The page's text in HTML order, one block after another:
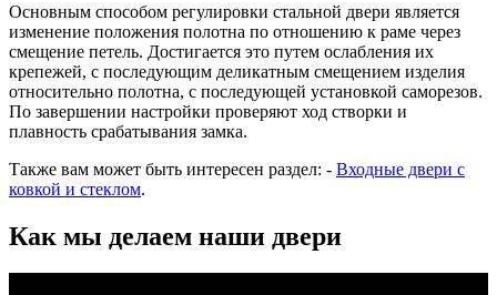
Основным способом регулировки стальной двери является
изменение положения полотна по отношению к раме через
смещение петель. Достигается это путем ослабления их
крепежей, с последующим деликатным смещением изделия
относительно полотна, с последующей установкой саморезов.
По завершении настройки проверяют ход створки и
плавность срабатывания замка.
Также вам может быть интересен раздел: - Входные двери с
ковкой и стеклом.
Как мы делаем наши двери